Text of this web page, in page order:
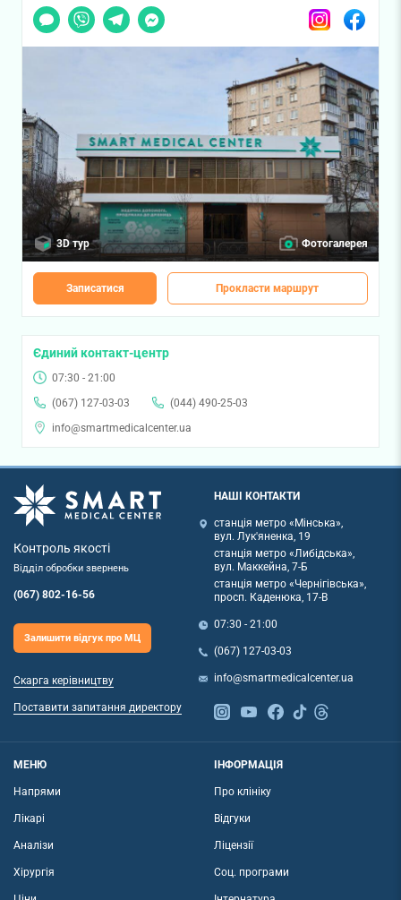
Чат
Viber TelegramMessenger InstagramFacebook
3D тур Фотогалерея
Записатися Прокласти маршрут
Єдиний контакт-центр
07:30 - 21:00
(067) 127-03-03
(044) 490-25-03
info@smartmedicalcenter.ua
Контроль якості
Відділ обробки звернень
(067) 802-16-56
Залишити відгук про МЦ
Скарга керівництву
Поставити запитання директору
НАШІ КОНТАКТИ
станція метро «Мінська»,
вул. Лук'яненка, 19
станція метро «Либідська»,
вул. Маккейна, 7-Б
станція метро «Чернігівська»,
просп. Каденюка, 17-В
07:30 - 21:00
(067) 127-03-03
info@smartmedicalcenter.ua
МЕНЮ
Напрями
Лікарі
Аналізи
Хірургія
ІНФОРМАЦІЯ
Про клініку
Відгуки
Ліцензії
Соц. програми